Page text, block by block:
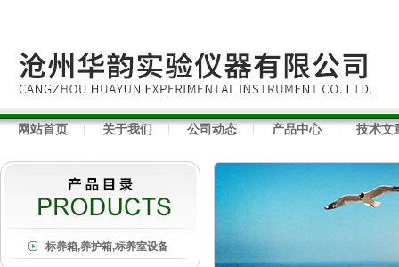
网站首页 关于我们 公司动态 产品中心 技术文
标养箱,养护箱,标养室设备